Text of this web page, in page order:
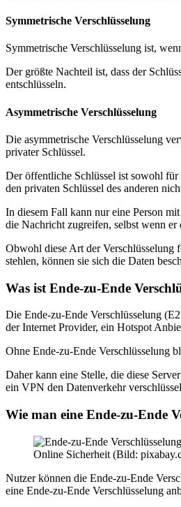
Symmetrische Verschlüsselung
Symmetrische Verschlüsselung ist,
Der größte Nachteil ist, dass der
entschlüsseln.
Asymmetrische Verschlüsselung
Die asymmetrische Verschlüsselung
privater Schlüssel.
Der öffentliche Schlüssel ist sowohl für
den privaten Schlüssel des anderen
In diesem Fall kann nur eine Person
die Nachricht zugreifen, selbst wenn
Obwohl diese Art der Verschlüsselung
stehlen, können sie sich die Daten
Was ist Ende-zu-Ende
Die Ende-zu-Ende Verschlüsselung
der Internet Provider, ein Hotspot
Ohne Ende-zu-Ende Verschlüsselung
Daher kann eine Stelle, die diese
ein VPN den Datenverkehr
Wie man eine Ende-zu-Ende
Online Sicherheit (Bild:
Nutzer können die Ende-zu-Ende
eine Ende-zu-Ende Verschlüsselung